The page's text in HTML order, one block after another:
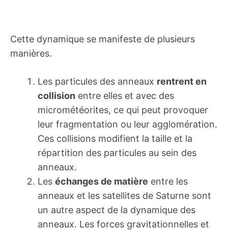
Cette dynamique se manifeste de plusieurs
manières.
Les particules des anneaux rentrent en
collision entre elles et avec des
micrométéorites, ce qui peut provoquer
leur fragmentation ou leur agglomération.
Ces collisions modifient la taille et la
répartition des particules au sein des
anneaux.
Les échanges de matière entre les
anneaux et les satellites de Saturne sont
un autre aspect de la dynamique des
anneaux. Les forces gravitationnelles et